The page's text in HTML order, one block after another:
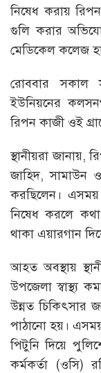
নিষেধ করায়
গুলি করার
মেডিকেল কলেজ
রোববার সকাল
ইউনিয়নের
রিপন কাজী ওই
স্থানীয়রা জানায়,
জাহিদ, সামাউন
করছিলেন।
নিষেধ করলে কথা
থাকা এয়ারগান
আহত অবস্থায়
উপজেলা স্বাস্থ্য
উন্নত চিকিৎসার
পাঠানো হয়।
পিটুনি দিয়ে
কর্মকর্তা (ওসি)